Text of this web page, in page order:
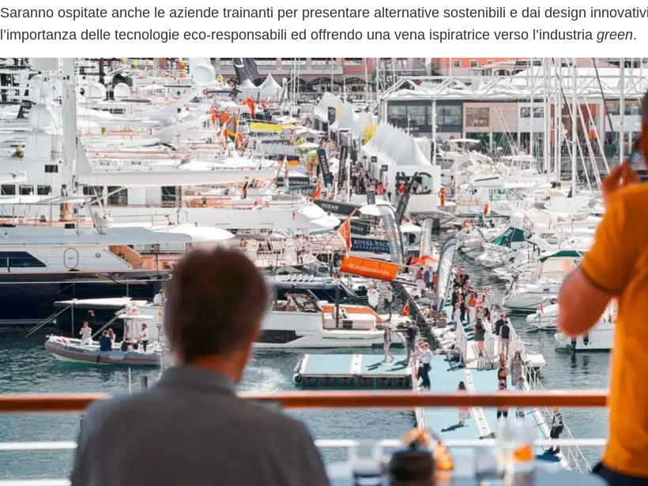
Saranno ospitate anche le aziende trainanti per presentare alternative sostenibili e dai design
l’importanza delle tecnologie eco-responsabili ed offrendo una vena ispiratrice verso l’industria green.